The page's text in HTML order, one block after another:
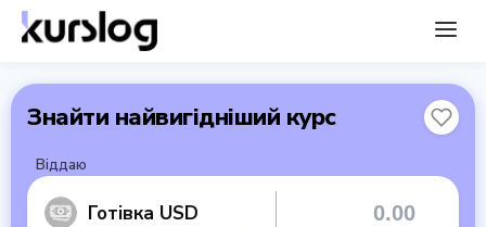
Знайти найвигідніший курс
Віддаю
Готівка USD